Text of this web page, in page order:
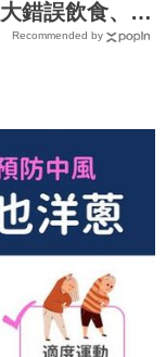
錯誤飲食、生
騰，長期恐致
Recommended by